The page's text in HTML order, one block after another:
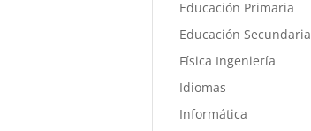
Educación Primaria
Educación Secundaria
Física Ingeniería
Idiomas
Informática